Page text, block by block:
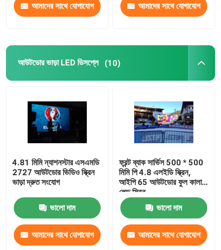
স্টেডিয়াম এলইডি ডিসপ্লে
আমাদের সাথে যোগাযোগ আমাদের সাথে যোগাযোগ
আউটডোর ভাড়া LED ডিসপ্লে (10)
4.81 মিমি ন্যাশনস্টার এসএমডি
2727 আউটডোর ভিডিও স্ক্রিন
ভাড়া দ্রুত সংযোগ
ভালো দাম
আমাদের সাথে যোগাযোগ
ফ্রন্ট ব্যাক সার্ভিস 500 * 500
মিমি পি 4.8 এলইডি স্ক্রিন,
আইপি 65 আউটডোর ফুল কালার
লেড স্ক্রিন
ভালো দাম
আমাদের সাথে যোগাযোগ